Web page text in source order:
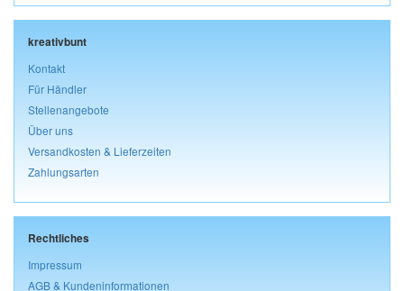
kreativbunt
Kontakt
Für Händler
Stellenangebote
Über uns
Versandkosten & Lieferzeiten
Zahlungsarten
Rechtliches
Impressum
AGB & Kundeninformationen